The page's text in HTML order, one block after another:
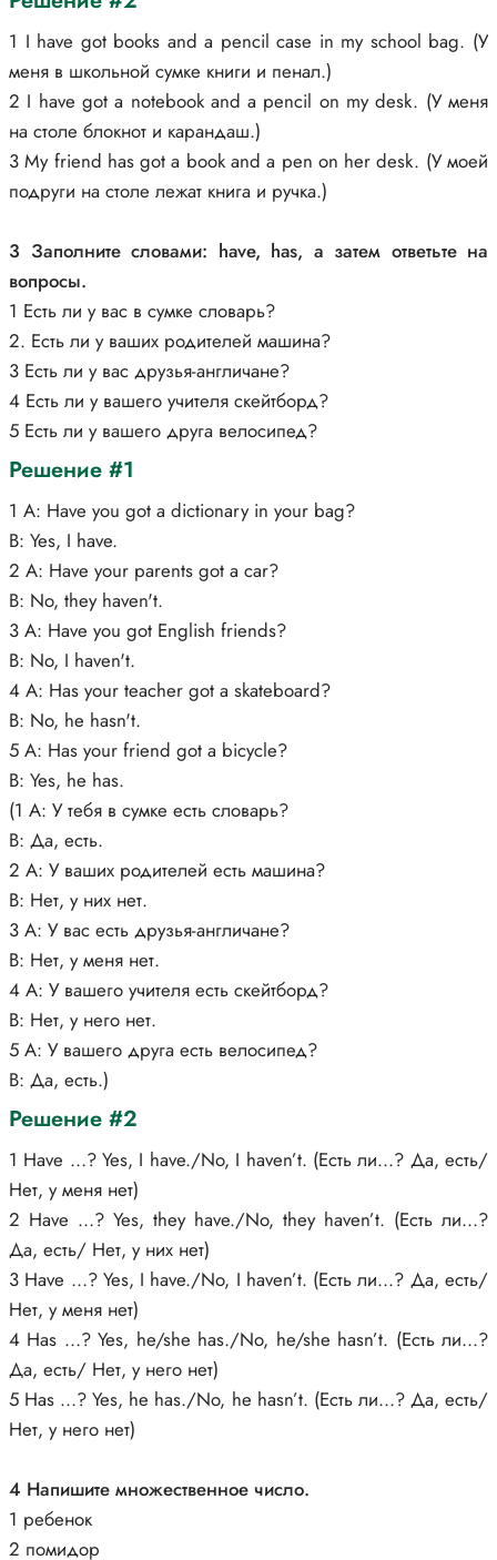
1 I have got books and a pencil case in my school bag. (У
меня в школьной сумке книги и пенал.)
2 I have got a notebook and a pencil on my desk. (У меня
на столе блокнот и карандаш.)
3 My friend has got a book and a pen on her desk. (У моей
подруги на столе лежат книга и ручка.)
3 Заполните словами: have, has, а затем ответьте на
вопросы.
1 Есть ли у вас в сумке словарь?
2. Есть ли у ваших родителей машина?
3 Есть ли у вас друзья-англичане?
4 Есть ли у вашего учителя скейтборд?
5 Есть ли у вашего друга велосипед?
Решение #1
1 A: Have you got a dictionary in your bag?
B: Yes, I have.
2 A: Have your parents got a car?
B: No, they haven't.
3 A: Have you got English friends?
B: No, I haven't.
4 A: Has your teacher got a skateboard?
B: No, he hasn't.
5 A: Has your friend got a bicycle?
B: Yes, he has.
(1 А: У тебя в сумке есть словарь?
В: Да, есть.
2 А: У ваших родителей есть машина?
В: Нет, у них нет.
3 А: У вас есть друзья-англичане?
В: Нет, у меня нет.
4 А: У вашего учителя есть скейтборд?
В: Нет, у него нет.
5 А: У вашего друга есть велосипед?
В: Да, есть.)
Решение #2
1 Have …? Yes, I have./No, I haven’t. (Есть ли...? Да, есть/
Нет, у меня нет)
2 Have …? Yes, they have./No, they haven’t. (Есть ли...?
Да, есть/ Нет, у них нет)
3 Have …? Yes, I have./No, I haven’t. (Есть ли...? Да, есть/
Нет, у меня нет)
4 Has …? Yes, he/she has./No, he/she hasn’t. (Есть ли...?
Да, есть/ Нет, у него нет)
5 Has …? Yes, he has./No, he hasn’t. (Есть ли...? Да, есть/
Нет, у него нет)
4 Напишите множественное число.
1 ребенок
2 помидор